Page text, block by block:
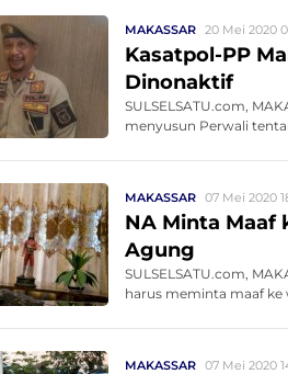
MAKASSAR 20 Mei 2020
Kasatpol-PP
Dinonaktif
SULSELSATU.com,
menyusun Perwali
MAKASSAR 07 Mei 2020
NA Minta Maaf
Agung
SULSELSATU.com,
harus meminta maaf ke
MAKASSAR 07 Mei 2020